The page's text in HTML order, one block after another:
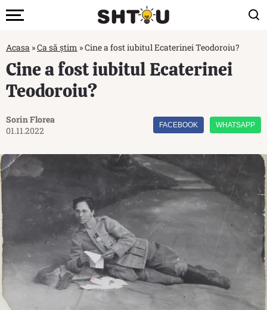
Acasa »Ca să știm »Cine a fost iubitul Ecaterinei Teodoroiu?
Cine a fost iubitul Ecaterinei
Teodoroiu?
Sorin Florea
01.11.2022
FACEBOOK WHATSAPP